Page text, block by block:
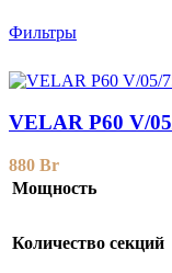
Фильтры
VELAR P60 V/
880 Br
Мощность
Количество секций